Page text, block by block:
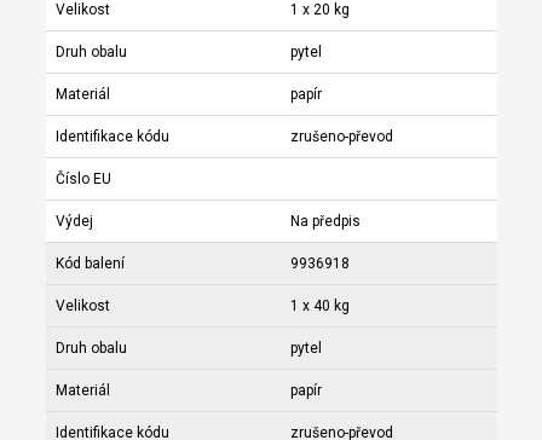
Velikost 1 x 20 kg
Druh obalu pytel
Materiál papír
Identifikace kódu zrušeno-převod
Číslo EU
Výdej Na předpis
Kód balení 9936918
Velikost 1 x 40 kg
Druh obalu pytel
Materiál papír
Identifikace kódu zrušeno-převod